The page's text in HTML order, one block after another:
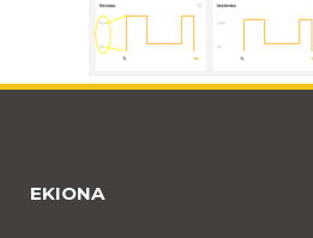
EKIONA